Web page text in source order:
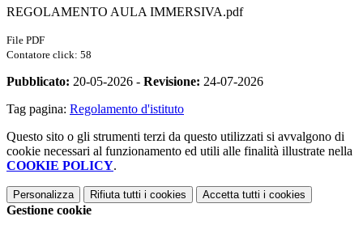
REGOLAMENTO AULA IMMERSIVA.pdf
File PDF
Contatore click: 58
Pubblicato: 20-05-2026 - Revisione: 24-07-2026
Tag pagina: Regolamento d'istituto
Questo sito o gli strumenti terzi da questo utilizzati si avvalgono di
cookie necessari al funzionamento ed utili alle finalità illustrate nella
COOKIE POLICY.
Personalizza Rifiuta tutti i cookies Accetta tutti i cookies
Gestione cookie